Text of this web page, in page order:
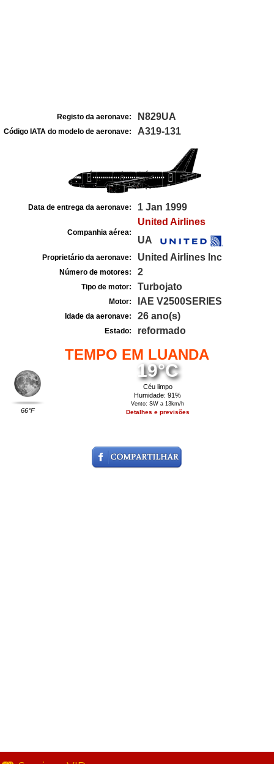
Registo da aeronave: N829UA
Código IATA do modelo de aeronave: A319-131
Data de entrega da aeronave: 1 Jan 1999
Companhia aérea:
United Airlines
UA
Proprietário da aeronave: United Airlines Inc
Número de motores: 2
Tipo de motor: Turbojato
Motor: IAE V2500SERIES
Idade da aeronave: 26 ano(s)
Estado: reformado
TEMPO EM LUANDA
66°F
19°C
Céu limpo
Humidade: 91%
Vento: SW a 13km/h
Detalhes e previsões